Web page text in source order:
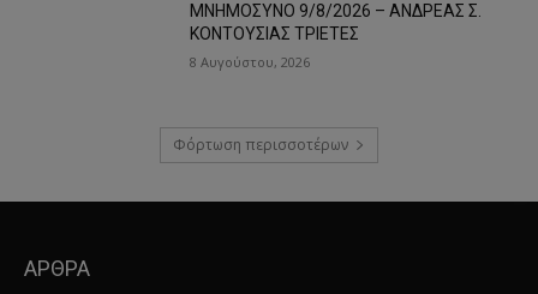
ΜΝΗΜΟΣΥΝΟ 9/8/2026 – ΑΝΔΡΕΑΣ Σ.
ΚΟΝΤΟΥΣΙΑΣ ΤΡΙΕΤΕΣ
8 Αυγούστου, 2026
Φόρτωση περισσοτέρων
ΑΡΘΡΑ